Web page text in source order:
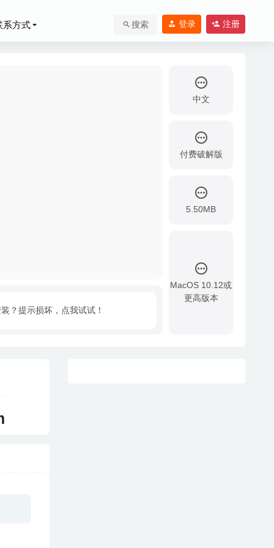
方式 搜索 登录 注册
中文
付费破解版
5.50MB
MacOS 10.12或
更高版本
？提示损坏，点我试试！